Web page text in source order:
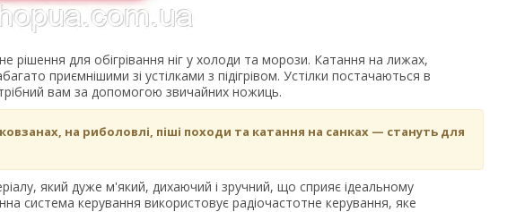
рішення для обігрівання ніг у холоди та морози. Катання на лижах,
приємнішими зі устілками з підігрівом. Устілки постачаються в
вам за допомогою звичайних ножиць.
на риболовлі, піші походи та катання на санках — стануть для
який дуже м'який, дихаючий і зручний, що сприяє ідеальному
система керування використовує радіочастотне керування, яке